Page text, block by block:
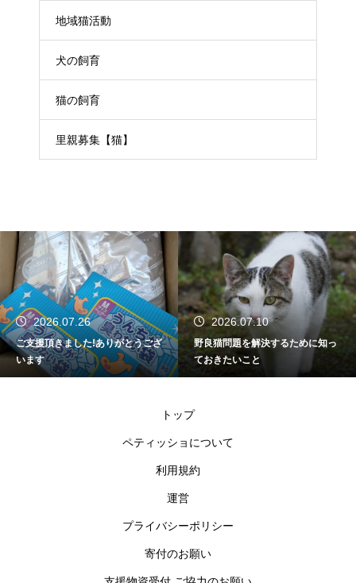
地域猫活動
犬の飼育
猫の飼育
里親募集【猫】
2026.07.26
ご支援頂きました!ありがとうござ
います
2026.07.10
野良猫問題を解決するために知っ
ておきたいこと
トップ
ペティッショについて
利用規約
運営
プライバシーポリシー
寄付のお願い